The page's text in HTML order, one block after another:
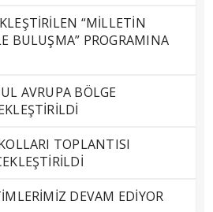
“MİLLETİN
BULUŞMA” PROGRAMINA
AVRUPA BÖLGE
TOPLANTISI
DEVAM EDİYOR